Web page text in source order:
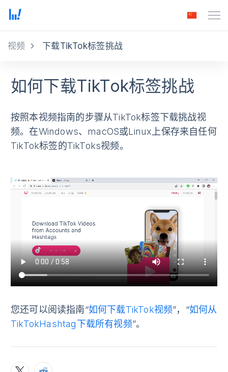
视频 下载TikTok标签挑战
如何下载TikTok标签挑战
按照本视频指南的步骤从TikTok标签下载挑战视
频。在Windows、macOS或Linux上保存来自任何
TikTok标签的TikToks视频。
您还可以阅读指南“如何下载TikTok视频”，“如何从
TikTokHashtag下载所有视频”。